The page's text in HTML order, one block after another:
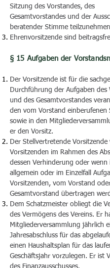
Sitzung des Vorstandes, des
Gesamtvorstandes und der
beratender Stimme
Ehrenvorsitzende sind
§ 15 Aufgaben der
Der Vorsitzende ist für die
Durchführung der Aufgaben des
und des Gesamtvorstandes
den vom Vorstand einberufenen
sowie in den
er den Vorsitz.
Der Stellvertretende
Vorsitzenden im Rahmen des
dessen Verhinderung oder wenn
allgemein oder im Einzelfall
Vorsitzenden, vom Vorstand
Gesamtvorstand übertragen
Dem Schatzmeister obliegt die
des Vermögens des Vereins. Er
Mitgliederversammlung jährlich
Jahresabschluss für das
einen Haushaltsplan für das
Geschäftsjahr vorzulegen. Er ist
des Finanzausschusses.